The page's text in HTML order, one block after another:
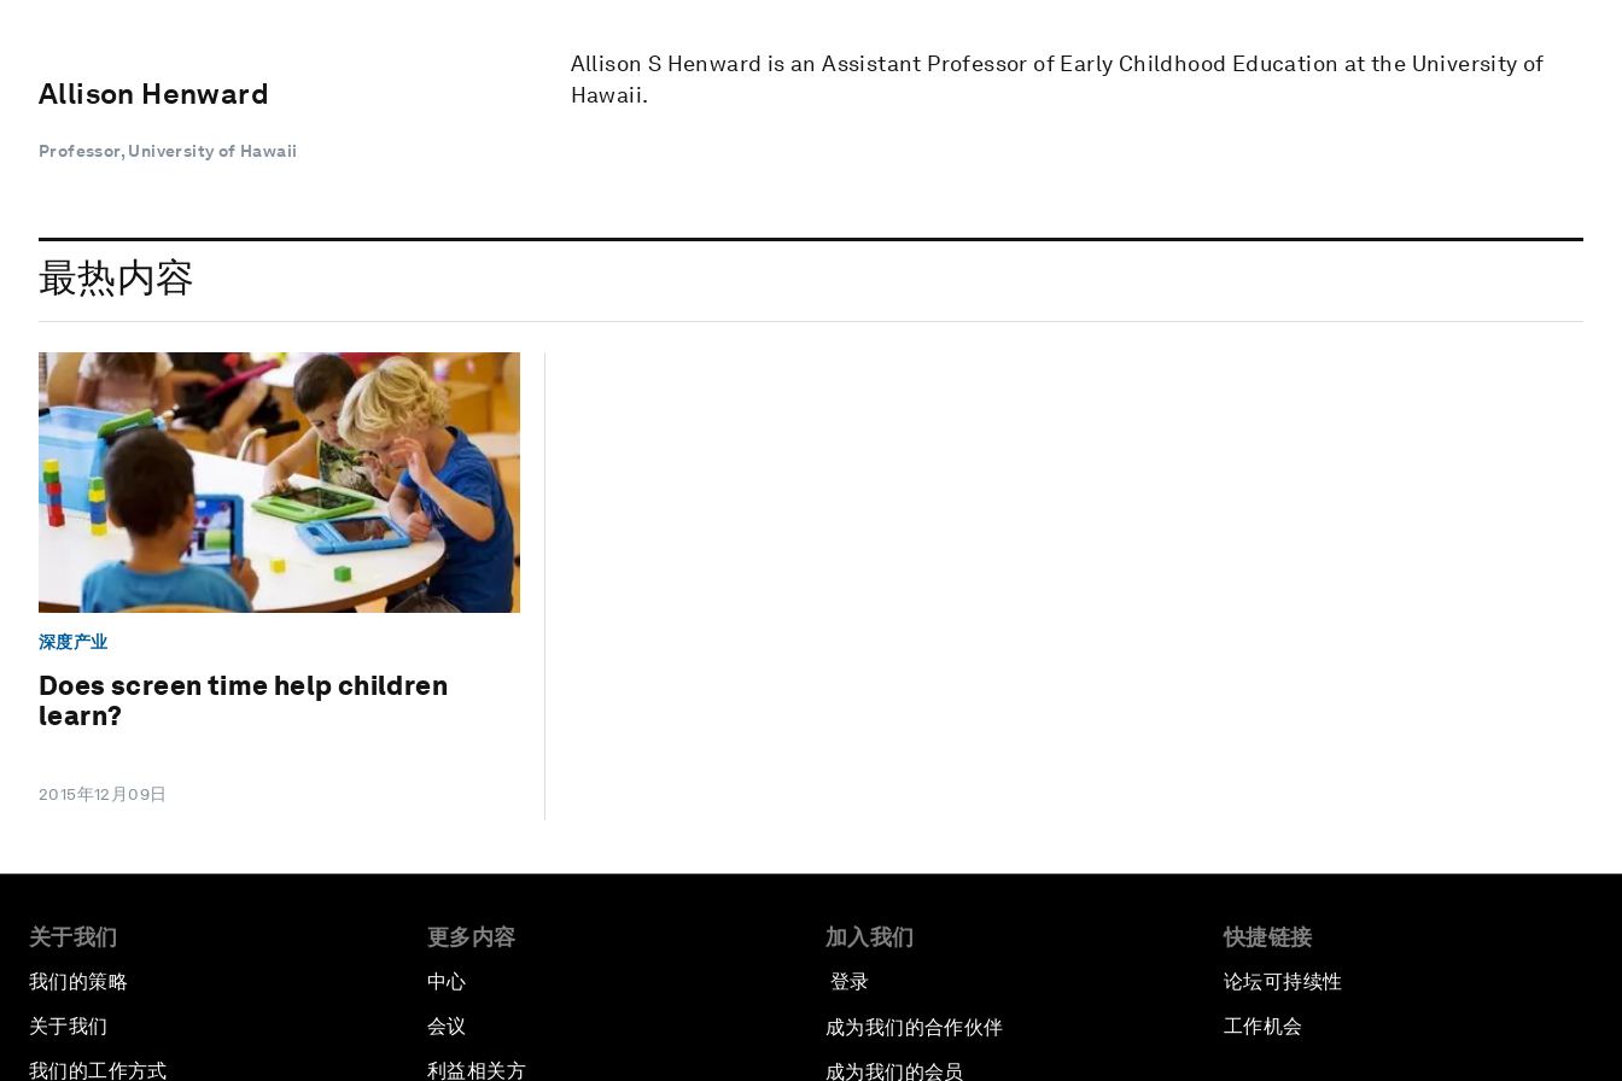
Allison Henward
Professor, University of Hawaii
Allison S Henward is an Assistant Professor of Early Childhood Education at the University of
Hawaii.
最热内容
深度产业
Does screen time help children
learn?
2015年12月09日
关于我们
我们的策略
关于我们
我们的工作方式
更多内容
中心
会议
利益相关方
加入我们
登录
成为我们的合作伙伴
成为我们的会员
快捷链接
论坛可持续性
工作机会